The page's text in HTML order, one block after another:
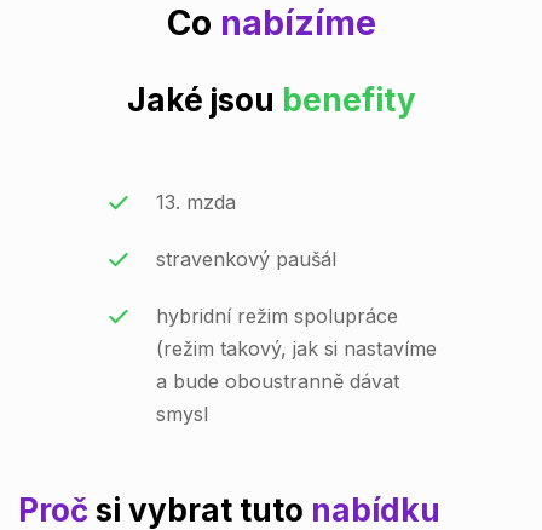
Co nabízíme
Jaké jsou benefity
13. mzda
stravenkový paušál
hybridní režim spolupráce
(režim takový, jak si nastavíme
a bude oboustranně dávat
smysl
Pročsi vybrat tuto nabídku